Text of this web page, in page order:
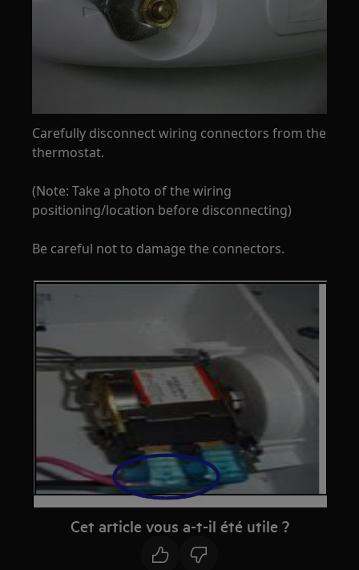
Carefully disconnect wiring connectors from the
thermostat.
(Note: Take a photo of the wiring
positioning/location before disconnecting)
Be careful not to damage the connectors.
Cet article vous a-t-il été utile ?